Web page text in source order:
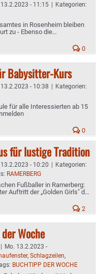
- 11:15 | Kategorien:
in Rosenheim bleiben
zu - Ebenso die
0
Babysitter-Kurs
- 10:38 | Kategorien:
für alle Interessierten ab 15
0
für lustige Tradition
- 10:20 | Kategorien:
RAMERBERG
Fußballer in Ramerberg:
Auftritt der „Golden Girls" der
2
Woche
| Mo. 13.2.2023 -
, Schlagzeilen,
BUCHTIPP DER WOCHE